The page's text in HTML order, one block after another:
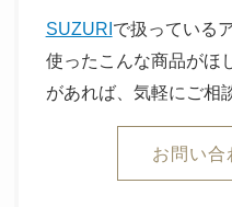
SUZURIで扱っている
使ったこんな商品がほ
があれば、気軽にご相
お問い合